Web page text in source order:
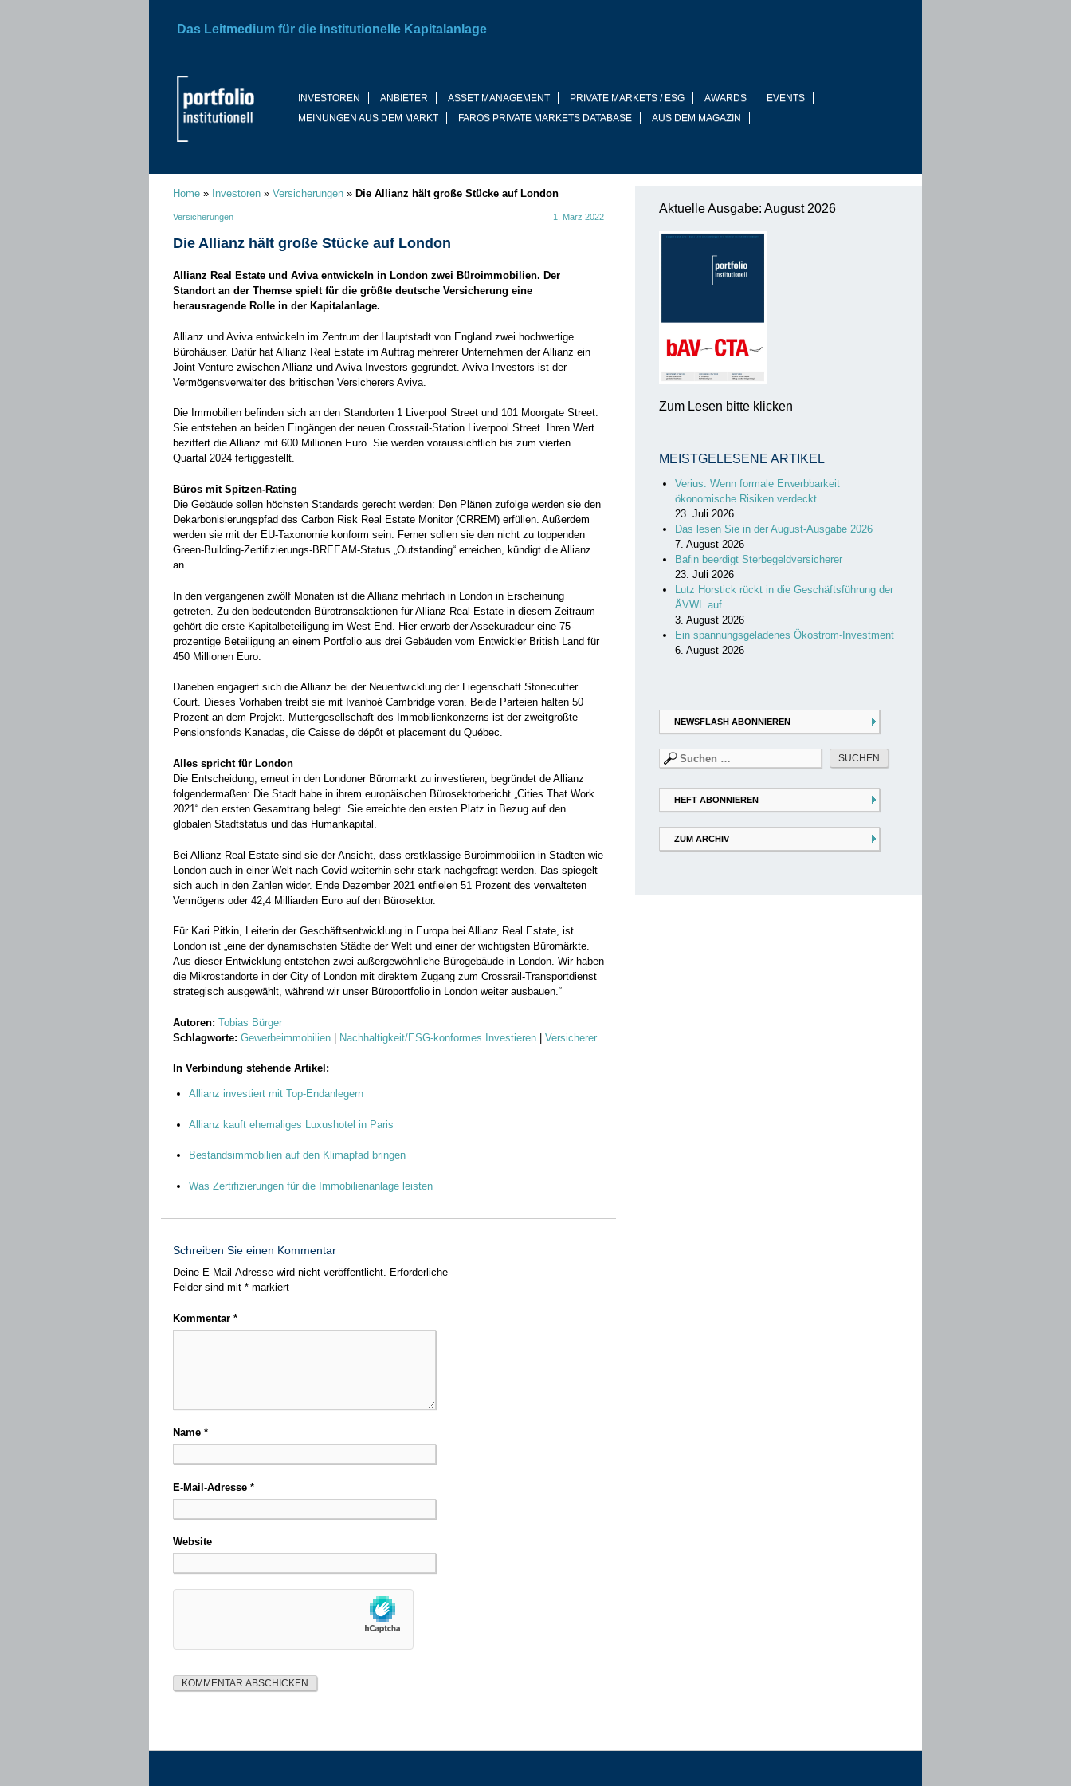
INVESTOREN ANBIETER ASSET MANAGEMENT PRIVATE MARKETS / ESG AWARDS
EVENTS
MEINUNGEN AUS DEM MARKT
FAROS PRIVATE MARKETS DATABASE AUS DEM MAGAZIN
Das Leitmedium für die institutionelle Kapitalanlage
Home » Investoren » Versicherungen » Die Allianz hält große Stücke auf London
Versicherungen 1. März 2022
Die Allianz hält große Stücke auf London
Allianz Real Estate und Aviva entwickeln in London zwei Büroimmobilien. Der
Standort an der Themse spielt für die größte deutsche Versicherung eine
herausragende Rolle in der Kapitalanlage.
Allianz und Aviva entwickeln im Zentrum der Hauptstadt von England zwei hochwertige
Bürohäuser. Dafür hat Allianz Real Estate im Auftrag mehrerer Unternehmen der Allianz ein
Joint Venture zwischen Allianz und Aviva Investors gegründet. Aviva Investors ist der
Vermögensverwalter des britischen Versicherers Aviva.
Die Immobilien befinden sich an den Standorten 1 Liverpool Street und 101 Moorgate Street.
Sie entstehen an beiden Eingängen der neuen Crossrail-Station Liverpool Street. Ihren Wert
beziffert die Allianz mit 600 Millionen Euro. Sie werden voraussichtlich bis zum vierten
Quartal 2024 fertiggestellt.
Büros mit Spitzen-Rating
Die Gebäude sollen höchsten Standards gerecht werden: Den Plänen zufolge werden sie den
Dekarbonisierungspfad des Carbon Risk Real Estate Monitor (CRREM) erfüllen. Außerdem
werden sie mit der EU-Taxonomie konform sein. Ferner sollen sie den nicht zu toppenden
Green-Building-Zertifizierungs-BREEAM-Status „Outstanding“ erreichen, kündigt die Allianz
an.
In den vergangenen zwölf Monaten ist die Allianz mehrfach in London in Erscheinung
getreten. Zu den bedeutenden Bürotransaktionen für Allianz Real Estate in diesem Zeitraum
gehört die erste Kapitalbeteiligung im West End. Hier erwarb der Assekuradeur eine 75-
prozentige Beteiligung an einem Portfolio aus drei Gebäuden vom Entwickler British Land für
450 Millionen Euro.
Daneben engagiert sich die Allianz bei der Neuentwicklung der Liegenschaft Stonecutter
Court. Dieses Vorhaben treibt sie mit Ivanhoé Cambridge voran. Beide Parteien halten 50
Prozent an dem Projekt. Muttergesellschaft des Immobilienkonzerns ist der zweitgrößte
Pensionsfonds Kanadas, die Caisse de dépôt et placement du Québec.
Alles spricht für London
Die Entscheidung, erneut in den Londoner Büromarkt zu investieren, begründet de Allianz
folgendermaßen: Die Stadt habe in ihrem europäischen Bürosektorbericht „Cities That Work
2021“ den ersten Gesamtrang belegt. Sie erreichte den ersten Platz in Bezug auf den
globalen Stadtstatus und das Humankapital.
Bei Allianz Real Estate sind sie der Ansicht, dass erstklassige Büroimmobilien in Städten wie
London auch in einer Welt nach Covid weiterhin sehr stark nachgefragt werden. Das spiegelt
sich auch in den Zahlen wider. Ende Dezember 2021 entfielen 51 Prozent des verwalteten
Vermögens oder 42,4 Milliarden Euro auf den Bürosektor.
Für Kari Pitkin, Leiterin der Geschäftsentwicklung in Europa bei Allianz Real Estate, ist
London ist „eine der dynamischsten Städte der Welt und einer der wichtigsten Büromärkte.
Aus dieser Entwicklung entstehen zwei außergewöhnliche Bürogebäude in London. Wir haben
die Mikrostandorte in der City of London mit direktem Zugang zum Crossrail-Transportdienst
strategisch ausgewählt, während wir unser Büroportfolio in London weiter ausbauen.“
Autoren: Tobias Bürger
Schlagworte: Gewerbeimmobilien | Nachhaltigkeit/ESG-konformes Investieren | Versicherer
In Verbindung stehende Artikel:
Allianz investiert mit Top-Endanlegern
Allianz kauft ehemaliges Luxushotel in Paris
Bestandsimmobilien auf den Klimapfad bringen
Was Zertifizierungen für die Immobilienanlage leisten
Schreiben Sie einen Kommentar
Deine E-Mail-Adresse wird nicht veröffentlicht. Erforderliche
Felder sind mit * markiert
Kommentar *
Name *
E-Mail-Adresse *
Website
Aktuelle Ausgabe: August 2026
Zum Lesen bitte klicken
MEISTGELESENE ARTIKEL
Verius: Wenn formale Erwerbbarkeit
ökonomische Risiken verdeckt
23. Juli 2026
Das lesen Sie in der August-Ausgabe 2026
7. August 2026
Bafin beerdigt Sterbegeldversicherer
23. Juli 2026
Lutz Horstick rückt in die Geschäftsführung der
ÄVWL auf
3. August 2026
Ein spannungsgeladenes Ökostrom-Investment
6. August 2026
NEWSFLASH ABONNIEREN
Suchen
nach:
HEFT ABONNIEREN
ZUM ARCHIV